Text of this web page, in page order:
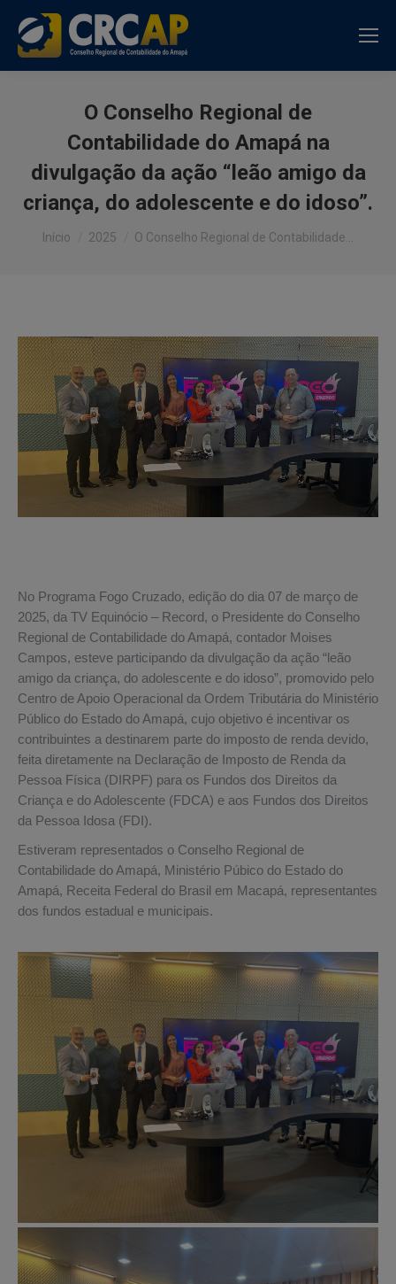
O Conselho Regional de
Contabilidade do Amapá na
divulgação da ação “leão amigo da
criança, do adolescente e do idoso”.
Início 2025 O Conselho Regional de Contabilidade…
No Programa Fogo Cruzado, edição do dia 07 de março de
2025, da TV Equinócio – Record, o Presidente do Conselho
Regional de Contabilidade do Amapá, contador Moises
Campos, esteve participando da divulgação da ação “leão
amigo da criança, do adolescente e do idoso”, promovido pelo
Centro de Apoio Operacional da Ordem Tributária do Ministério
Público do Estado do Amapá, cujo objetivo é incentivar os
contribuintes a destinarem parte do imposto de renda devido,
feita diretamente na Declaração de Imposto de Renda da
Pessoa Física (DIRPF) para os Fundos dos Direitos da
Criança e do Adolescente (FDCA) e aos Fundos dos Direitos
da Pessoa Idosa (FDI).
Estiveram representados o Conselho Regional de
Contabilidade do Amapá, Ministério Púbico do Estado do
Amapá, Receita Federal do Brasil em Macapá, representantes
dos fundos estadual e municipais.